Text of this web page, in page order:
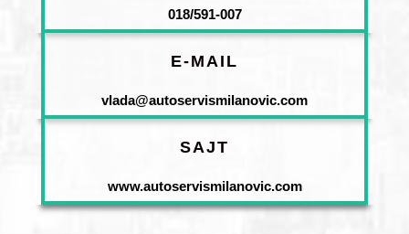
018/591-007
E-MAIL
vlada@autoservismilanovic.com
SAJT
www.autoservismilanovic.com